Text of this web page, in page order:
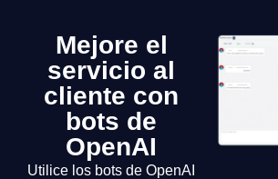
Mejore el
servicio al
cliente con
bots de
OpenAI
Utilice los bots de OpenAI